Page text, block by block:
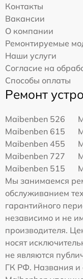
Контакты
Вакансии
О компании
Ремонтируемые
Наши услуги
Согласие на
Способы оплаты
Ремонт
Maibenben 526
Maibenben 615
Maibenben 455
Maibenben 727
Maibenben 515
Мы занимаемся
обслуживанием
гарантийного
независимо и не
производителя.
носят
не являются
ГК РФ. Названия и